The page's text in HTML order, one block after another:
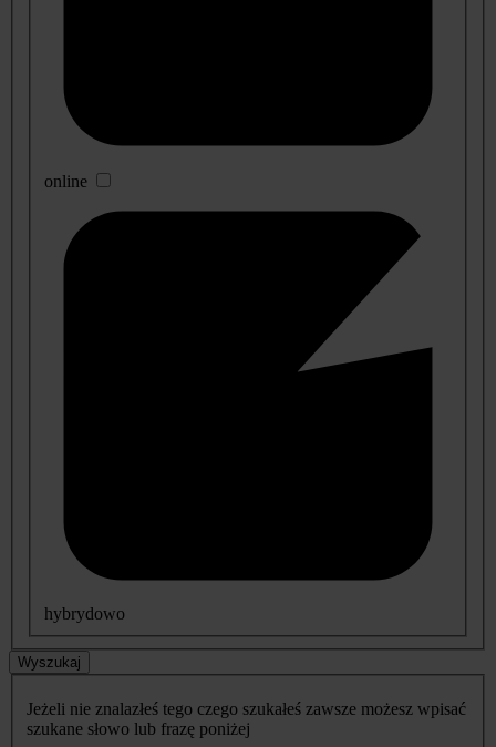
online
hybrydowo
Wyszukaj
Jeżeli nie znalazłeś tego czego szukałeś zawsze możesz wpisać
szukane słowo lub frazę poniżej